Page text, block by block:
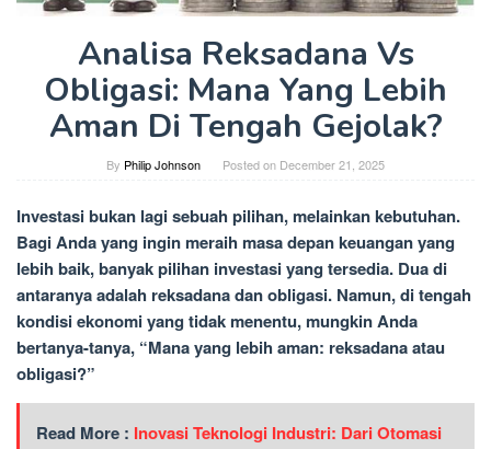
Analisa Reksadana Vs
Obligasi: Mana Yang Lebih
Aman Di Tengah Gejolak?
By Philip Johnson Posted on December 21, 2025
Investasi bukan lagi sebuah pilihan, melainkan kebutuhan.
Bagi Anda yang ingin meraih masa depan keuangan yang
lebih baik, banyak pilihan investasi yang tersedia. Dua di
antaranya adalah reksadana dan obligasi. Namun, di tengah
kondisi ekonomi yang tidak menentu, mungkin Anda
bertanya-tanya, “Mana yang lebih aman: reksadana atau
obligasi?”
Read More : Inovasi Teknologi Industri: Dari Otomasi